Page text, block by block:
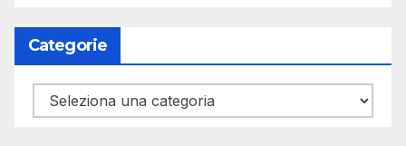
Categorie
Categorie